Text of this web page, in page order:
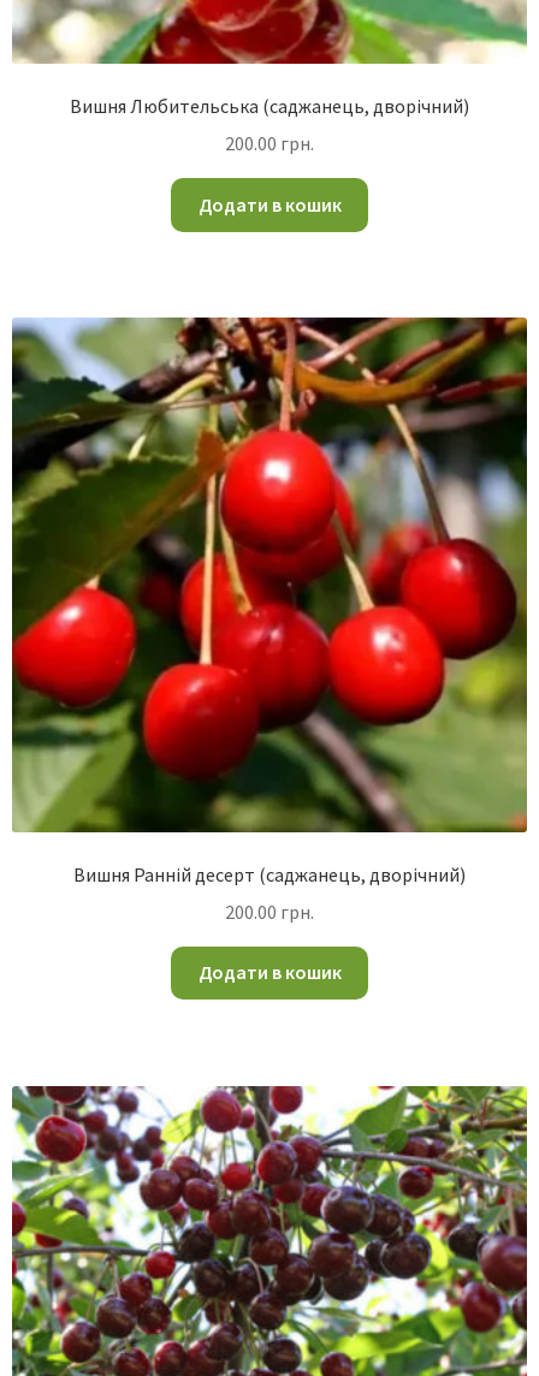
Вишня Любительська (саджанець, дворічний)
200.00 грн.
Додати в кошик
Вишня Ранній десерт (саджанець, дворічний)
200.00 грн.
Додати в кошик